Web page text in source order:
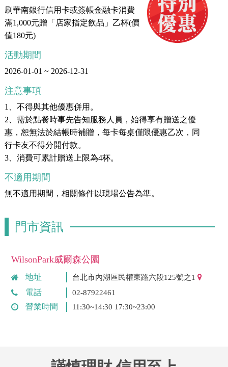
刷華南銀行信用卡或簽帳金融卡消費
滿1,000元贈「店家指定飲品」乙杯(價
值180元)
活動期間
2026-01-01 ~ 2026-12-31
注意事項
1、不得與其他優惠併用。
2、需於點餐時事先告知服務人員，始得享有贈送之優
惠，恕無法於結帳時補贈，每卡每桌僅限優惠乙次，同
行卡友不得分開付款。
3、消費可累計贈送上限為4杯。
不適用期間
無不適用期間，相關條件以現場公告為準。
門市資訊
WilsonPark威爾森公園
地址 台北市內湖區民權東路六段125號之1
電話 02-87922461
營業時間 11:30~14:30 17:30~23:00